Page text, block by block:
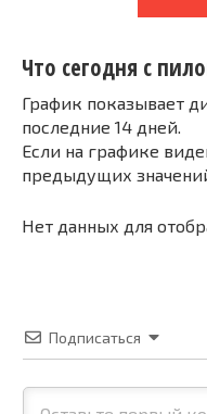
Что сегодня с
График показывает
последние 14 дней.
Если на графике
предыдущих
Нет данных для
Подписаться